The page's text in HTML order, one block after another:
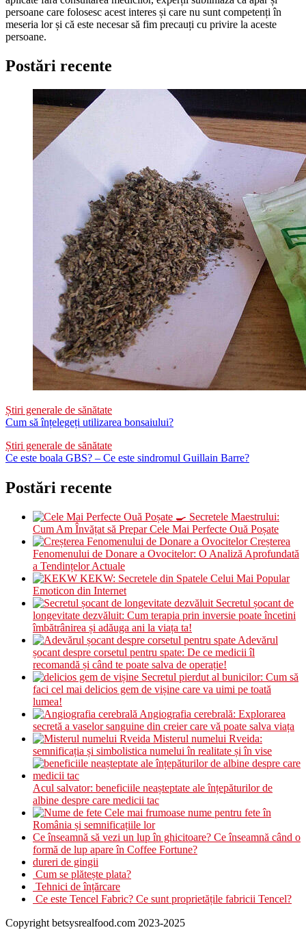
persoane care folosesc acest interes și care nu sunt competenți în
meseria lor și că este necesar să fim precauți cu privire la aceste
persoane.
Postări recente
Știri generale de sănătate
Cum să înțelegeți utilizarea bonsaiului?
Știri generale de sănătate
Ce este boala GBS? – Ce este sindromul Guillain Barre?
Postări recente
🍳 Secretele Maestrului:
Cum Am Învățat să Prepar Cele Mai Perfecte Ouă Poșate
Creșterea
Fenomenului de Donare a Ovocitelor: O Analiză Aprofundată
a Tendințelor Actuale
KEKW: Secretele din Spatele Celui Mai Popular
Emoticon din Internet
Secretul șocant de
longevitate dezvăluit: Cum terapia prin inversie poate încetini
îmbătrânirea și adăuga ani la viața ta!
Adevărul
șocant despre corsetul pentru spate: De ce medicii îl
recomandă și când te poate salva de operație!
Secretul pierdut al bunicilor: Cum să
faci cel mai delicios gem de vișine care va uimi pe toată
lumea!
Angiografia cerebrală: Explorarea
secretă a vaselor sanguine din creier care vă poate salva viața
Misterul numelui Rveida:
semnificația și simbolistica numelui în realitate și în vise
Acul salvator: beneficiile neașteptate ale înțepăturilor de
albine despre care medicii tac
Cele mai frumoase nume pentru fete în
România și semnificațiile lor
Ce înseamnă să vezi un lup în ghicitoare? Ce înseamnă când o
formă de lup apare în Coffee Fortune?
dureri de gingii
Cum se plătește plata?
Tehnici de înțărcare
Ce este Tencel Fabric? Ce sunt proprietățile fabricii Tencel?
Copyright betsysrealfood.com 2023-2025